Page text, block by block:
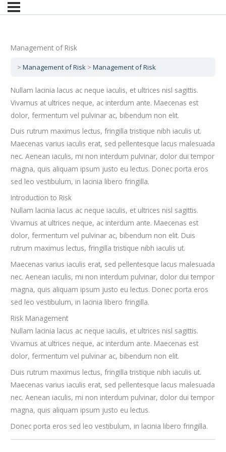
Management of Risk
Management of Risk Management of Risk
Nullam lacinia lacus ac neque iaculis, et ultrices nisl sagittis.
Vivamus at ultrices neque, ac interdum ante. Maecenas est
dolor, fermentum vel pulvinar ac, bibendum non elit.
Duis rutrum maximus lectus, fringilla tristique nibh iaculis ut.
Maecenas varius iaculis erat, sed pellentesque lacus malesuada
nec. Aenean iaculis, mi non interdum pulvinar, dolor dui tempor
magna, quis aliquam ipsum justo eu lectus. Donec porta eros
sed leo vestibulum, in lacinia libero fringilla.
Introduction to Risk
Nullam lacinia lacus ac neque iaculis, et ultrices nisl sagittis.
Vivamus at ultrices neque, ac interdum ante. Maecenas est
dolor, fermentum vel pulvinar ac, bibendum non elit. Duis
rutrum maximus lectus, fringilla tristique nibh iaculis ut.
Maecenas varius iaculis erat, sed pellentesque lacus malesuada
nec. Aenean iaculis, mi non interdum pulvinar, dolor dui tempor
magna, quis aliquam ipsum justo eu lectus. Donec porta eros
sed leo vestibulum, in lacinia libero fringilla.
Risk Management
Nullam lacinia lacus ac neque iaculis, et ultrices nisl sagittis.
Vivamus at ultrices neque, ac interdum ante. Maecenas est
dolor, fermentum vel pulvinar ac, bibendum non elit.
Duis rutrum maximus lectus, fringilla tristique nibh iaculis ut.
Maecenas varius iaculis erat, sed pellentesque lacus malesuada
nec. Aenean iaculis, mi non interdum pulvinar, dolor dui tempor
magna, quis aliquam ipsum justo eu lectus.
Donec porta eros sed leo vestibulum, in lacinia libero fringilla.